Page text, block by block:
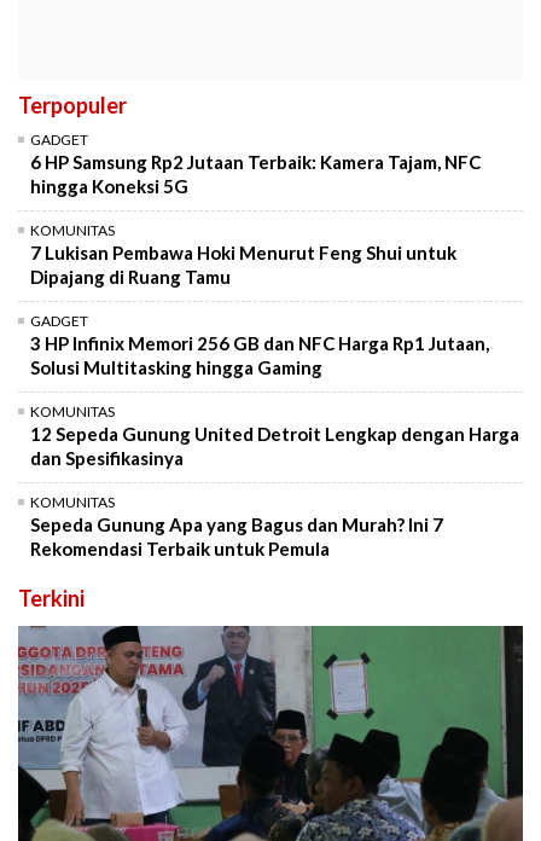
Terpopuler
GADGET
6 HP Samsung Rp2 Jutaan Terbaik: Kamera Tajam, NFC
hingga Koneksi 5G
KOMUNITAS
7 Lukisan Pembawa Hoki Menurut Feng Shui untuk
Dipajang di Ruang Tamu
GADGET
3 HP Infinix Memori 256 GB dan NFC Harga Rp1 Jutaan,
Solusi Multitasking hingga Gaming
KOMUNITAS
12 Sepeda Gunung United Detroit Lengkap dengan Harga
dan Spesifikasinya
KOMUNITAS
Sepeda Gunung Apa yang Bagus dan Murah? Ini 7
Rekomendasi Terbaik untuk Pemula
Terkini